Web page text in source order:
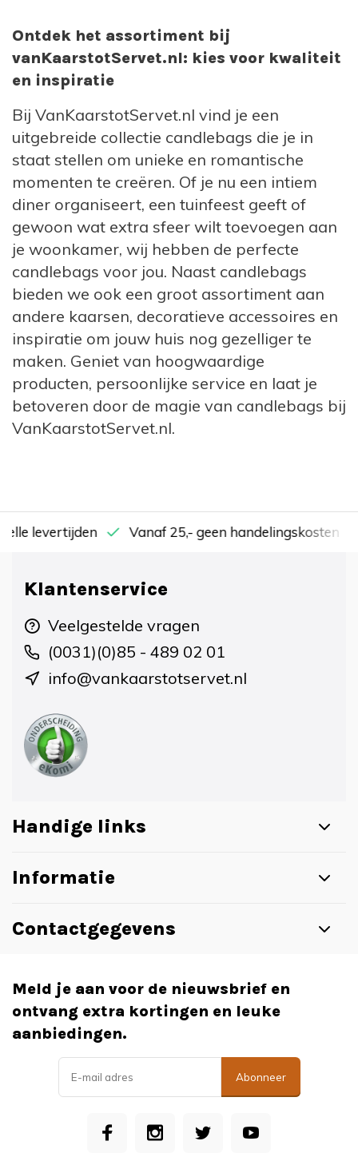
Ontdek het assortiment bij
vanKaarstotServet.nl: kies voor kwaliteit
en inspiratie
Bij VanKaarstotServet.nl vind je een
uitgebreide collectie candlebags die je in
staat stellen om unieke en romantische
momenten te creëren. Of je nu een intiem
diner organiseert, een tuinfeest geeft of
gewoon wat extra sfeer wilt toevoegen aan
je woonkamer, wij hebben de perfecte
candlebags voor jou. Naast candlebags
bieden we ook een groot assortiment aan
andere kaarsen, decoratieve accessoires en
inspiratie om jouw huis nog gezelliger te
maken. Geniet van hoogwaardige
producten, persoonlijke service en laat je
betoveren door de magie van candlebags bij
VanKaarstotServet.nl.
levertijden Vanaf 25,- geen handelingskosten
Klantenservice
Veelgestelde vragen
(0031)(0)85 - 489 02 01
info@vankaarstotservet.nl
Handige links
Informatie
Contactgegevens
Meld je aan voor de nieuwsbrief en
ontvang extra kortingen en leuke
aanbiedingen.
Abonneer